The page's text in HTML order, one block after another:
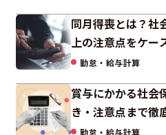
同月得喪とは？社
上の注意点をケー
勤怠・給与計算
賞与にかかる社会
き・注意点まで徹
勤怠・給与計算